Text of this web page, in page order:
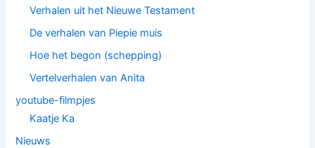
Verhalen uit het Nieuwe Testament
De verhalen van Piepie muis
Hoe het begon (schepping)
Vertelverhalen van Anita
youtube-filmpjes
Kaatje Ka
Nieuws